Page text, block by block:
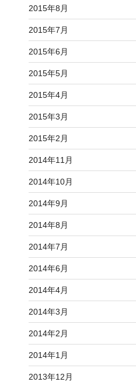
2015年8月
2015年7月
2015年6月
2015年5月
2015年4月
2015年3月
2015年2月
2014年11月
2014年10月
2014年9月
2014年8月
2014年7月
2014年6月
2014年4月
2014年3月
2014年2月
2014年1月
2013年12月